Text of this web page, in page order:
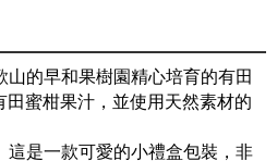
的早和果樹園精心培育的有田
蜜柑果汁，並使用天然素材的
是一款可愛的小禮盒包裝，非